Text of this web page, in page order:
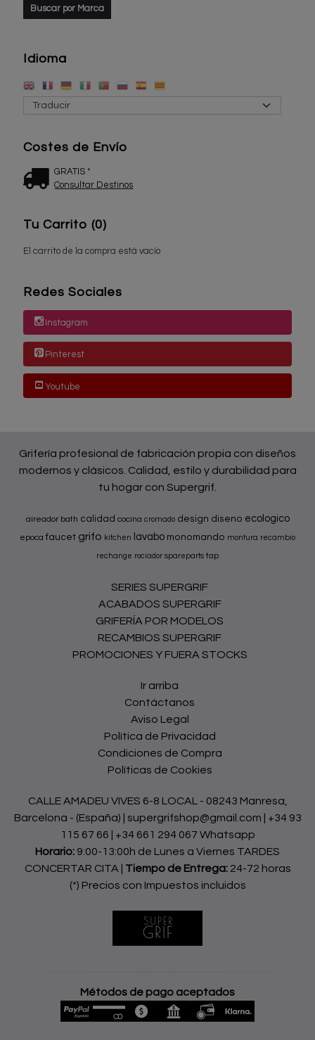
Idioma
Costes de Envío
GRATIS *
Consultar Destinos
Tu Carrito (0)
El carrito de la compra está vacío
Redes Sociales
Instagram
Pinterest
Youtube
Grifería profesional de fabricación propia con diseños
modernos y clásicos. Calidad, estilo y durabilidad para
tu hogar con Supergrif.
aireador bath calidad cocina cromado design diseno ecologico
epoca faucet grifo kitchen lavabo monomando montura recambio
rechange rociador spareparts tap
SERIES SUPERGRIF
ACABADOS SUPERGRIF
GRIFERÍA POR MODELOS
RECAMBIOS SUPERGRIF
PROMOCIONES Y FUERA STOCKS
Ir arriba
Contáctanos
Aviso Legal
Política de Privacidad
Condiciones de Compra
Políticas de Cookies
CALLE AMADEU VIVES 6-8 LOCAL - 08243 Manresa,
Barcelona - (España) | supergrifshop@gmail.com | +34 93
115 67 66
+34 661 294 067 Whatsapp
Horario: 9:00-13:00h de Lunes a Viernes TARDES
CONCERTAR CITA | Tiempo de Entrega: 24-72 horas
(*) Precios con Impuestos incluidos
Métodos de pago aceptados